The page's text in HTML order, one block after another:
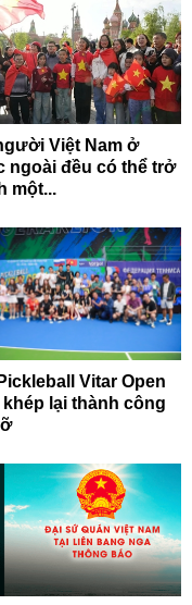
Việt Nam ở
ngoài đều có thể trở
một...
Vitar Open
khép lại thành công